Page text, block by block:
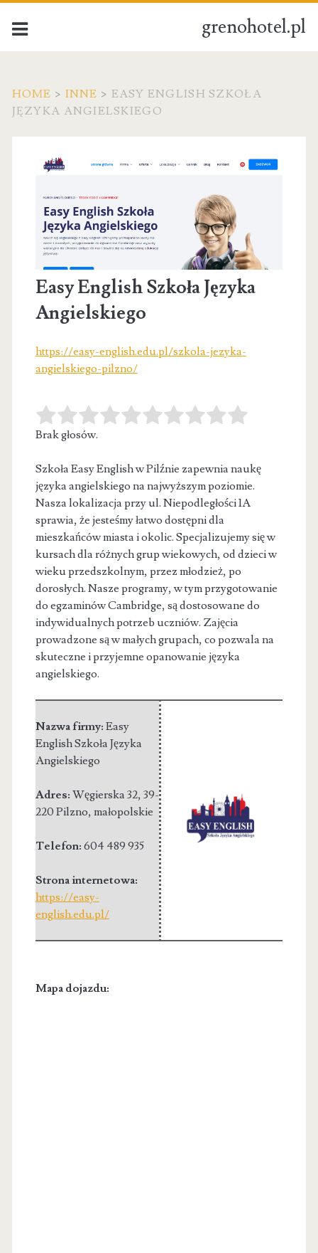
grenohotel.pl
HOME > INNE > EASY ENGLISH SZKOŁA
JĘZYKA ANGIELSKIEGO
Easy English Szkoła Języka
Angielskiego
https://easy-english.edu.pl/szkola-jezyka-
angielskiego-pilzno/
Brak głosów.
Szkoła Easy English w Pilźnie zapewnia naukę
języka angielskiego na najwyższym poziomie.
Nasza lokalizacja przy ul. Niepodległości 1A
sprawia, że jesteśmy łatwo dostępni dla
mieszkańców miasta i okolic. Specjalizujemy się w
kursach dla różnych grup wiekowych, od dzieci w
wieku przedszkolnym, przez młodzież, po
dorosłych. Nasze programy, w tym przygotowanie
do egzaminów Cambridge, są dostosowane do
indywidualnych potrzeb uczniów. Zajęcia
prowadzone są w małych grupach, co pozwala na
skuteczne i przyjemne opanowanie języka
angielskiego.
Nazwa firmy: Easy
English Szkoła Języka
Angielskiego
Adres: Węgierska 32, 39-
220 Pilzno, małopolskie
Telefon: 604 489 935
Strona internetowa:
https://easy-
english.edu.pl/
Mapa dojazdu: